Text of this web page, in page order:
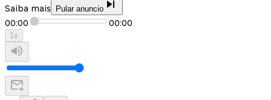
Saiba mais Pular anuncio
00:00 00:00
1x